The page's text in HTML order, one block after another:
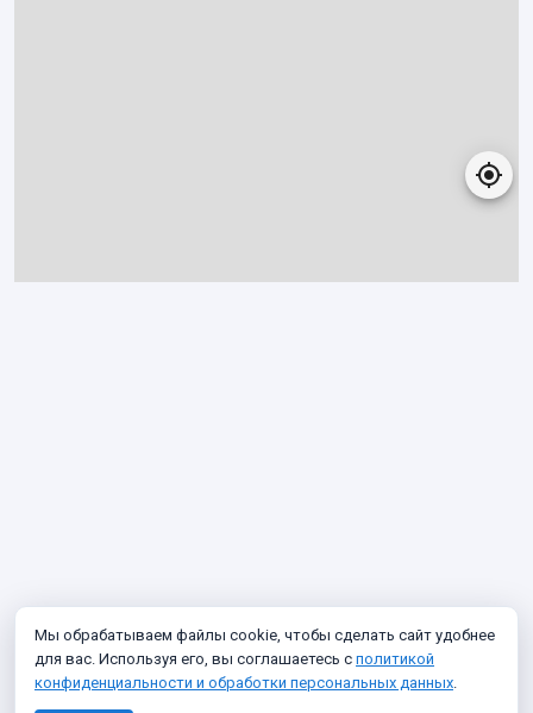
Мы обрабатываем файлы cookie, чтобы сделать сайт удобнее
для вас. Используя его, вы соглашаетесь с политикой
конфиденциальности и обработки персональных данных.